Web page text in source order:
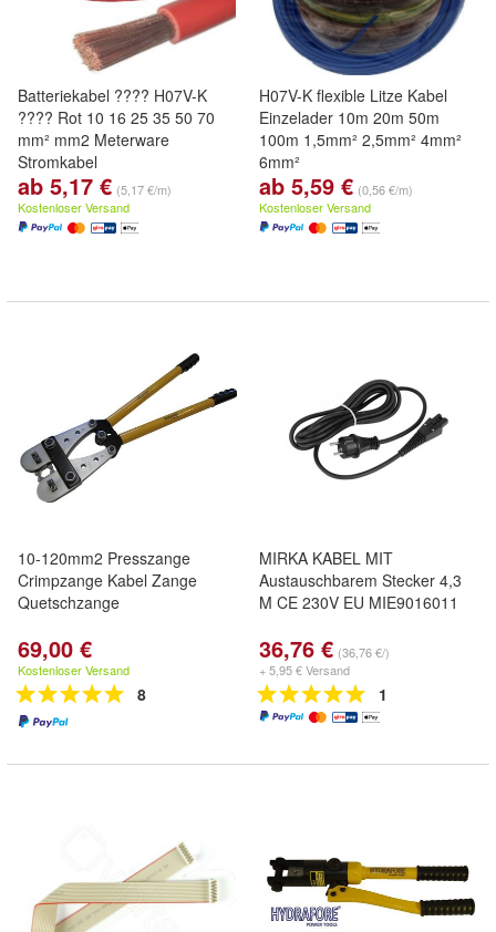
Batteriekabel ???? H07V-K
???? Rot 10 16 25 35 50 70
mm² mm2 Meterware
Stromkabel
ab 5,17 € (5,17 €/m)
Kostenloser Versand
H07V-K flexible Litze Kabel
Einzelader 10m 20m 50m
100m 1,5mm² 2,5mm² 4mm²
6mm²
ab 5,59 € (0,56 €/m)
Kostenloser Versand
10-120mm2 Presszange
Crimpzange Kabel Zange
Quetschzange
69,00 €
Kostenloser Versand
8
MIRKA KABEL MIT
Austauschbarem Stecker 4,3
M CE 230V EU MIE9016011
36,76 € (36,76 €/)
+ 5,95 € Versand
1